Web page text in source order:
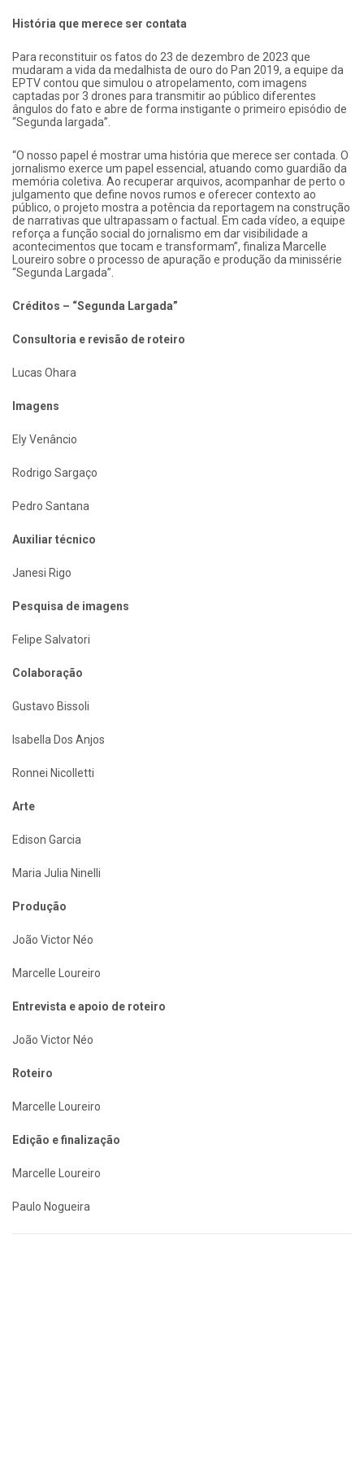
História que merece ser contata
Para reconstituir os fatos do 23 de dezembro de 2023 que
mudaram a vida da medalhista de ouro do Pan 2019, a equipe da
EPTV contou que simulou o atropelamento, com imagens
captadas por 3 drones para transmitir ao público diferentes
ângulos do fato e abre de forma instigante o primeiro episódio de
“Segunda largada”.
“O nosso papel é mostrar uma história que merece ser contada. O
jornalismo exerce um papel essencial, atuando como guardião da
memória coletiva. Ao recuperar arquivos, acompanhar de perto o
julgamento que define novos rumos e oferecer contexto ao
público, o projeto mostra a potência da reportagem na construção
de narrativas que ultrapassam o factual. Em cada vídeo, a equipe
reforça a função social do jornalismo em dar visibilidade a
acontecimentos que tocam e transformam”, finaliza Marcelle
Loureiro sobre o processo de apuração e produção da minissérie
“Segunda Largada”.
Créditos – “Segunda Largada”
Consultoria e revisão de roteiro
Lucas Ohara
Imagens
Ely Venâncio
Rodrigo Sargaço
Pedro Santana
Auxiliar técnico
Janesi Rigo
Pesquisa de imagens
Felipe Salvatori
Colaboração
Gustavo Bissoli
Isabella Dos Anjos
Ronnei Nicolletti
Arte
Edison Garcia
Maria Julia Ninelli
Produção
João Victor Néo
Marcelle Loureiro
Entrevista e apoio de roteiro
João Victor Néo
Roteiro
Marcelle Loureiro
Edição e finalização
Marcelle Loureiro
Paulo Nogueira